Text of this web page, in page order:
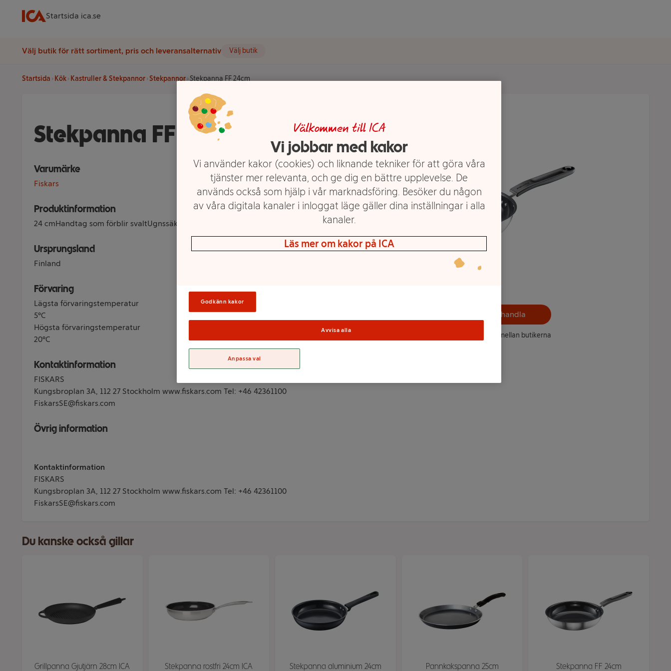
Startsida ica.se
Välj butik för rätt sortiment, pris och leveransalternativ Välj butik
Startsida Kök Kastruller & Stekpannor Stekpannor Stekpanna FF 24cm
Stekpanna FF 24cm
Varumärke
Fiskars
Produktinformation
24 cmHandtag som förblir svaltUgnssäker upp till 150° CKlarar maskindisk
Ursprungsland
Finland
Förvaring
Lägsta förvaringstemperatur
5°C
Högsta förvaringstemperatur
20°C
Kontaktinformation
FISKARS
Kungsbroplan 3A, 112 27 Stockholm www.fiskars.com Tel: +46 42361100
FiskarsSE@fiskars.com
Övrig information
Kontaktinformation
FISKARS
Kungsbroplan 3A, 112 27 Stockholm www.fiskars.com Tel: +46 42361100
FiskarsSE@fiskars.com
Välj butik och handla
Sortimentet kan variera mellan butikerna
Du kanske också gillar
Grillpanna Gjutjärn 28cm ICA Stekpanna rostfri 24cm ICA Stekpanna aluminium 24cm Pannkakspanna 25cm Stekpanna FF 24cm
Välkommen till ICA
Vi jobbar med kakor
Vi använder kakor (cookies) och liknande tekniker för att göra våra
tjänster mer relevanta, och ge dig en bättre upplevelse. De
används också som hjälp i vår marknadsföring. Besöker du någon
av våra digitala kanaler i inloggat läge gäller dina inställningar i alla
kanaler.
Läs mer om kakor på ICA
Godkänn kakor
Avvisa alla
Anpassa val